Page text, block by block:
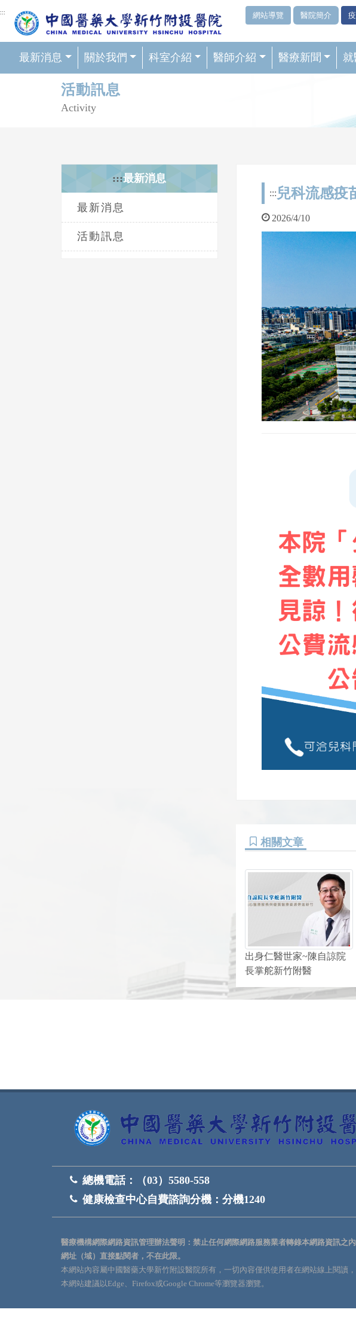
網頁頂端重要消息及連結
::: 網站導覽 醫院簡介
最新消息 關於我們 科室介紹 醫師介紹 醫療新聞 就
活動訊息
Activity
:::最新消息
最新消息
活動訊息
::: 兒科流感疫
2026/4/10
相關文章
出身仁醫世家~陳自諒院
長掌舵新竹附醫
總機電話：
（03）5580-558
健康檢查中心自費諮詢分機： 分機1240
醫療機構網際網路資訊管理辦法聲明：禁止任何網際網路服務業者轉錄本網路資訊之
網址（域）直接點閱者，不在此限。
本網站內容屬中國醫藥大學新竹附設醫院所有，一切內容僅供使用者在網站線上閱讀
本網站建議以Edge、Firefox或Google Chrome等瀏覽器瀏覽。